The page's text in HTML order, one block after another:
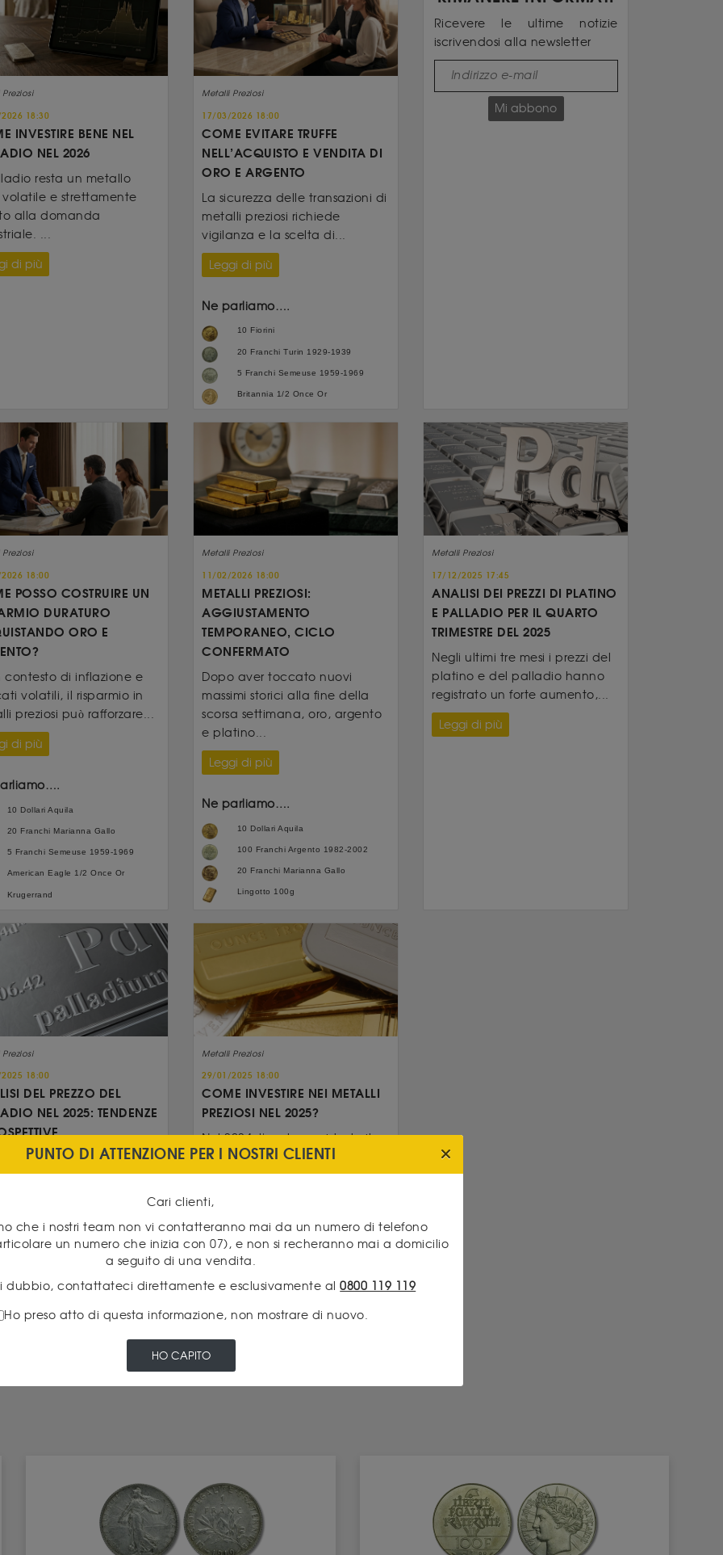
18:30
INVESTIRE BENE NEL
NEL 2026
resta un metallo
volatile e strettamente
alla domanda
...
di più
Metalli Preziosi
17/03/2026 18:00
COME EVITARE TRUFFE
NELL’ACQUISTO E VENDITA DI
ORO E ARGENTO
La sicurezza delle transazioni di
metalli preziosi richiede
vigilanza e la scelta di...
Leggi di più
Ne parliamo….
10 Fiorini
20 Franchi Turin 1929-1939
5 Franchi Semeuse 1959-1969
Britannia 1/2 Once Or
Ricevere le ultime notizie
iscrivendosi alla newsletter
Mi abbono
18:00
POSSO COSTRUIRE UN
DURATURO
ORO E
contesto di inflazione e
volatili, il risparmio in
preziosi può rafforzare...
di più
10 Dollari Aquila
20 Franchi Marianna Gallo
5 Franchi Semeuse 1959-1969
American Eagle 1/2 Once Or
Krugerrand
Metalli Preziosi
11/02/2026 18:00
METALLI PREZIOSI:
AGGIUSTAMENTO
TEMPORANEO, CICLO
CONFERMATO
Dopo aver toccato nuovi
massimi storici alla fine della
scorsa settimana, oro, argento
e platino...
Leggi di più
Ne parliamo….
10 Dollari Aquila
100 Franchi Argento 1982-2002
20 Franchi Marianna Gallo
Lingotto 100g
Metalli Preziosi
17/12/2025 17:45
ANALISI DEI PREZZI DI PLATINO
E PALLADIO PER IL QUARTO
TRIMESTRE DEL 2025
Negli ultimi tre mesi i prezzi del
platino e del palladio hanno
registrato un forte aumento,...
Leggi di più
18:00
DEL PREZZO DEL
NEL 2025: TENDENZE
di giugno e luglio 2025
un ritorno degli
di precursori, segno
di più
Metalli Preziosi
29/01/2025 18:00
COME INVESTIRE NEI METALLI
PREZIOSI NEL 2025?
Nel 2024, l'oro ha registrato il
miglior rialzo dal 2010. Sebbene
vi sia ancora un potenziale di...
Leggi di più
Ne parliamo….
5 Dollari US
Lingotto 1 Kilo Argento
PUNTO DI ATTENZIONE PER I NOSTRI CLIENTI
Cari clienti,
che i nostri team non vi contatteranno mai da un numero di telefono
un numero che inizia con 07), e non si recheranno mai a domicilio
a seguito di una vendita.
dubbio, contattateci direttamente e esclusivamente al0800 119 119
Ho preso atto di questa informazione, non mostrare di nuovo.
HO CAPITO